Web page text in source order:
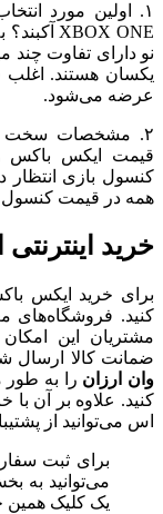
۱. اولین مورد
XBOX ONE آکبند؟ به مراتب
نو دارای تفاوت
یکسان هستند.
عرضه می‌شود.
۲. مشخصات سخت
قیمت ایکس باکس
کنسول بازی انتظار
همه در قیمت کنسول
خرید
برای خرید ایکس
کنید. فروشگاه‌های
مشتریان این
ضمانت کالا ارسال
وان ارزان را به
کنید. علاوه بر آن
اس می‌توانید از
برای ثبت
می‌توانید به
یک کلیک همین